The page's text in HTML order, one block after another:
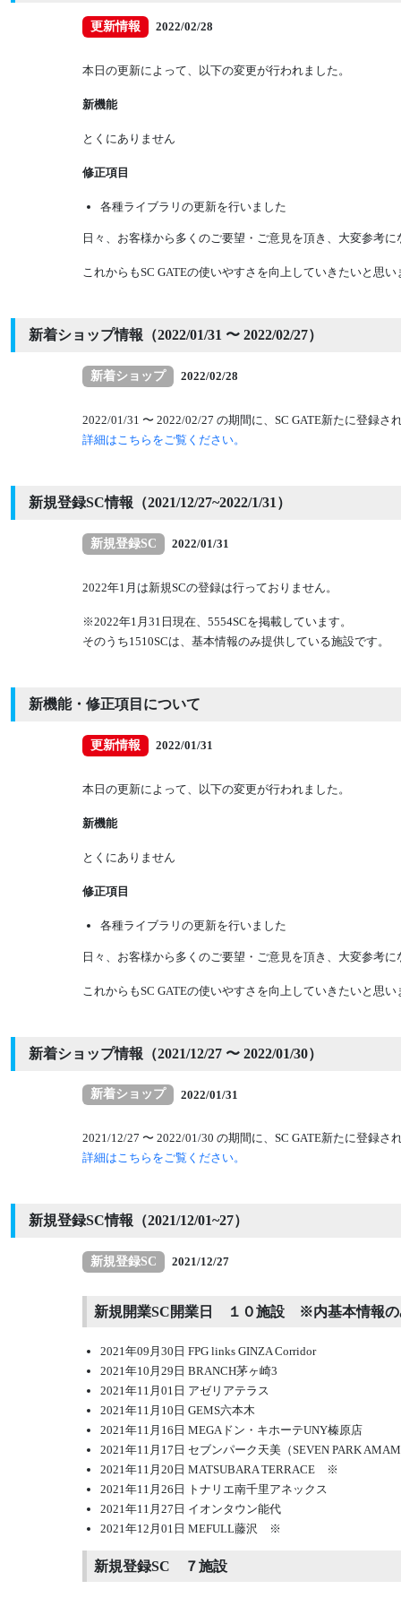
更新情報 2022/02/28
本日の更新によって、以下の変更が行われました。
新機能
とくにありません
修正項目
各種ライブラリの更新を行いました
日々、お客様から多くのご要望・ご意見を頂き、大変参考
これからもSC GATEの使いやすさを向上していきたいと思
新着ショップ情報（2022/01/31 〜 2022/02/27）
新着ショップ 2022/02/28
2022/01/31 〜 2022/02/27 の期間に、SC GATE新たに登録
詳細はこちらをご覧ください。
新規登録SC情報（2021/12/27~2022/1/31）
新規登録SC 2022/01/31
2022年1月は新規SCの登録は行っておりません。
※2022年1月31日現在、5554SCを掲載しています。
そのうち1510SCは、基本情報のみ提供している施設です。
新機能・修正項目について
更新情報 2022/01/31
本日の更新によって、以下の変更が行われました。
新機能
とくにありません
修正項目
各種ライブラリの更新を行いました
日々、お客様から多くのご要望・ご意見を頂き、大変参考
これからもSC GATEの使いやすさを向上していきたいと思
新着ショップ情報（2021/12/27 〜 2022/01/30）
新着ショップ 2022/01/31
2021/12/27 〜 2022/01/30 の期間に、SC GATE新たに登録
詳細はこちらをご覧ください。
新規登録SC情報（2021/12/01~27）
新規登録SC 2021/12/27
新規開業SC開業日 １０施設 ※内基本情報
2021年09月30日 FPG links GINZA Corridor
2021年10月29日 BRANCH茅ヶ崎3
2021年11月01日 アゼリアテラス
2021年11月10日 GEMS六本木
2021年11月16日 MEGAドン・キホーテUNY榛原店
2021年11月17日 セブンパーク天美（SEVEN PARK
2021年11月20日 MATSUBARA TERRACE ※
2021年11月26日 トナリエ南千里アネックス
2021年11月27日 イオンタウン能代
2021年12月01日 MEFULL藤沢 ※
新規登録SC ７施設